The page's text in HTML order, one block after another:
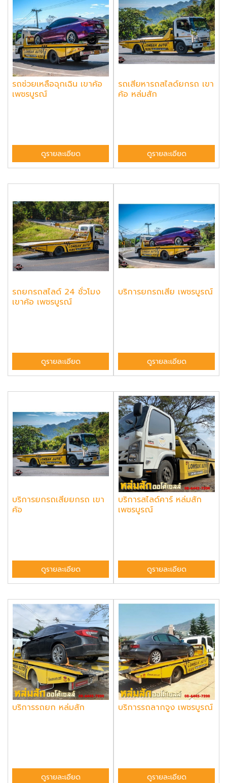
รถช่วยเหลือฉุกเฉิน เขาค้อ
เพชรบูรณ์
ดูรายละเอียด
รถเสียหารถสไลด์ยกรถ เขา
ค้อ หล่มสัก
ดูรายละเอียด
รถยกรถสไลด์ 24 ชั่วโมง
เขาค้อ เพชรบูรณ์
ดูรายละเอียด
บริการยกรถเสีย เพชรบูรณ์
ดูรายละเอียด
บริการยกรถเสียยกรถ เขา
ค้อ
ดูรายละเอียด
บริการสไลด์คาร์ หล่มสัก
เพชรบูรณ์
ดูรายละเอียด
บริการรถยก หล่มสัก
ดูรายละเอียด
บริการรถลากจูง เพชรบูรณ์
ดูรายละเอียด